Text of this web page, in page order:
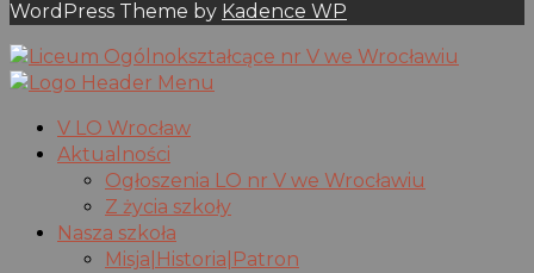
WordPress Theme by Kadence WP
V LO Wrocław
Aktualności
Ogłoszenia LO nr V we Wrocławiu
Z życia szkoły
Nasza szkoła
Misja|Historia|Patron